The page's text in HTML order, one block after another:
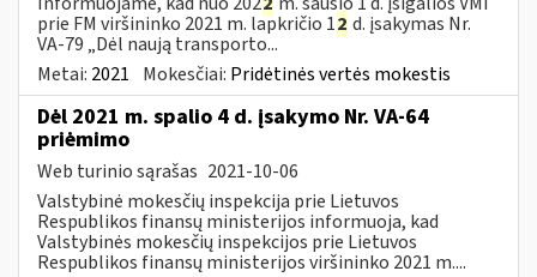
prie FM viršininko 2021 m. lapkričio 12 d. įsakymas Nr.
VA-79 „Dėl naują transporto...
Metai: 2021 Mokesčiai: Pridėtinės vertės mokestis
Dėl 2021 m. spalio 4 d. įsakymo Nr. VA-64
priėmimo
Web turinio sąrašas 2021-10-06
Valstybinė mokesčių inspekcija prie Lietuvos
Respublikos finansų ministerijos informuoja, kad
Valstybinės mokesčių inspekcijos prie Lietuvos
Respublikos finansų ministerijos viršininko 2021 m....